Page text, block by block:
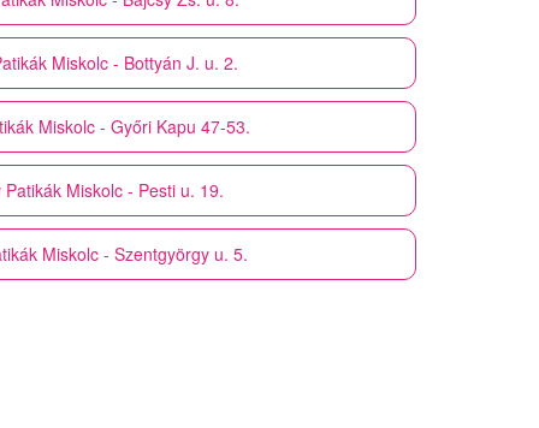
Miskolc - Bottyán J. u. 2.
Miskolc - Győri Kapu 47-53.
Patikák Miskolc - Pesti u. 19.
Miskolc - Szentgyörgy u. 5.